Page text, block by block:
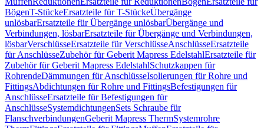
BögenT-StückeErsatzteile für T-StückeÜbergänge
unlösbarErsatzteile für Übergänge unlösbarÜbergänge und
Verbindungen, lösbarErsatzteile für Übergänge und Verbindungen,
lösbarVerschlüsseErsatzteile für VerschlüsseAnschlüsseErsatzteile
für AnschlüsseZubehör für Geberit Mapress EdelstahlErsatzteile für
Zubehör für Geberit Mapress EdelstahlSchutzkappen für
RohrendeDämmungen für AnschlüsseIsolierungen für Rohre und
FittingsAbdichtungen für Rohre und FittingsBefestigungen für
AnschlüsseErsatzteile für Befestigungen für
AnschlüsseSystemdichtungenSets Schraube für
FlanschverbindungenGeberit Mapress ThermSystemrohre